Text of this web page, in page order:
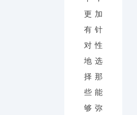
更加
有针
对性
地选
择那
些能
够弥